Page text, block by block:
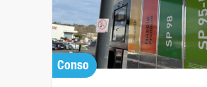
Conso